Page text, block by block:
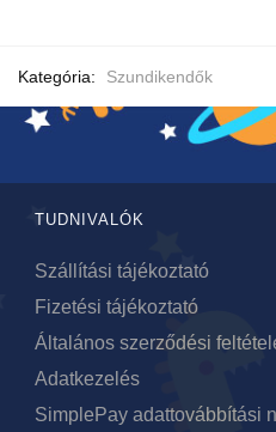
Kategória: Szundikendők
TUDNIVALÓK
Szállítási tájékoztató
Fizetési tájékoztató
Általános szerződési
Adatkezelés
SimplePay adattovábbítási